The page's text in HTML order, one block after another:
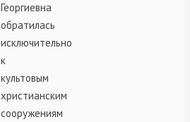
Георгиевна
обратилась
исключительно
к
культовым
христианским
сооружениям